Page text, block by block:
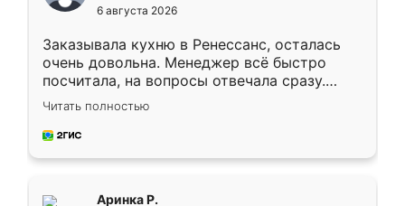
6 августа 2026
Заказывала кухню в Ренессанс, осталась
очень довольна. Менеджер всё быстро
посчитала, на вопросы отвечала сразу.
Замерщик приехал в субботу, подошёл к
делу со всей ответственностью. Собрали
за день, ребята работали аккуратно, даже
Читать полностью
Аринка Р.